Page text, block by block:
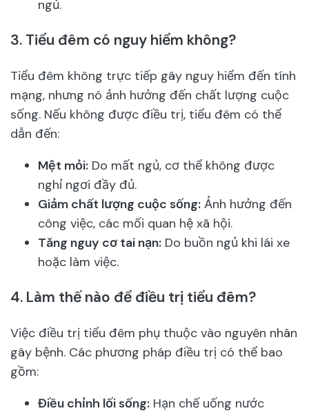
ngủ.
3. Tiểu đêm có nguy hiểm không?
Tiểu đêm không trực tiếp gây nguy hiểm đến tính
mạng, nhưng nó ảnh hưởng đến chất lượng cuộc
sống. Nếu không được điều trị, tiểu đêm có thể
dẫn đến:
Mệt mỏi: Do mất ngủ, cơ thể không được
nghỉ ngơi đầy đủ.
Giảm chất lượng cuộc sống: Ảnh hưởng đến
công việc, các mối quan hệ xã hội.
Tăng nguy cơ tai nạn: Do buồn ngủ khi lái xe
hoặc làm việc.
4. Làm thế nào để điều trị tiểu đêm?
Việc điều trị tiểu đêm phụ thuộc vào nguyên nhân
gây bệnh. Các phương pháp điều trị có thể bao
gồm:
Điều chỉnh lối sống: Hạn chế uống nước